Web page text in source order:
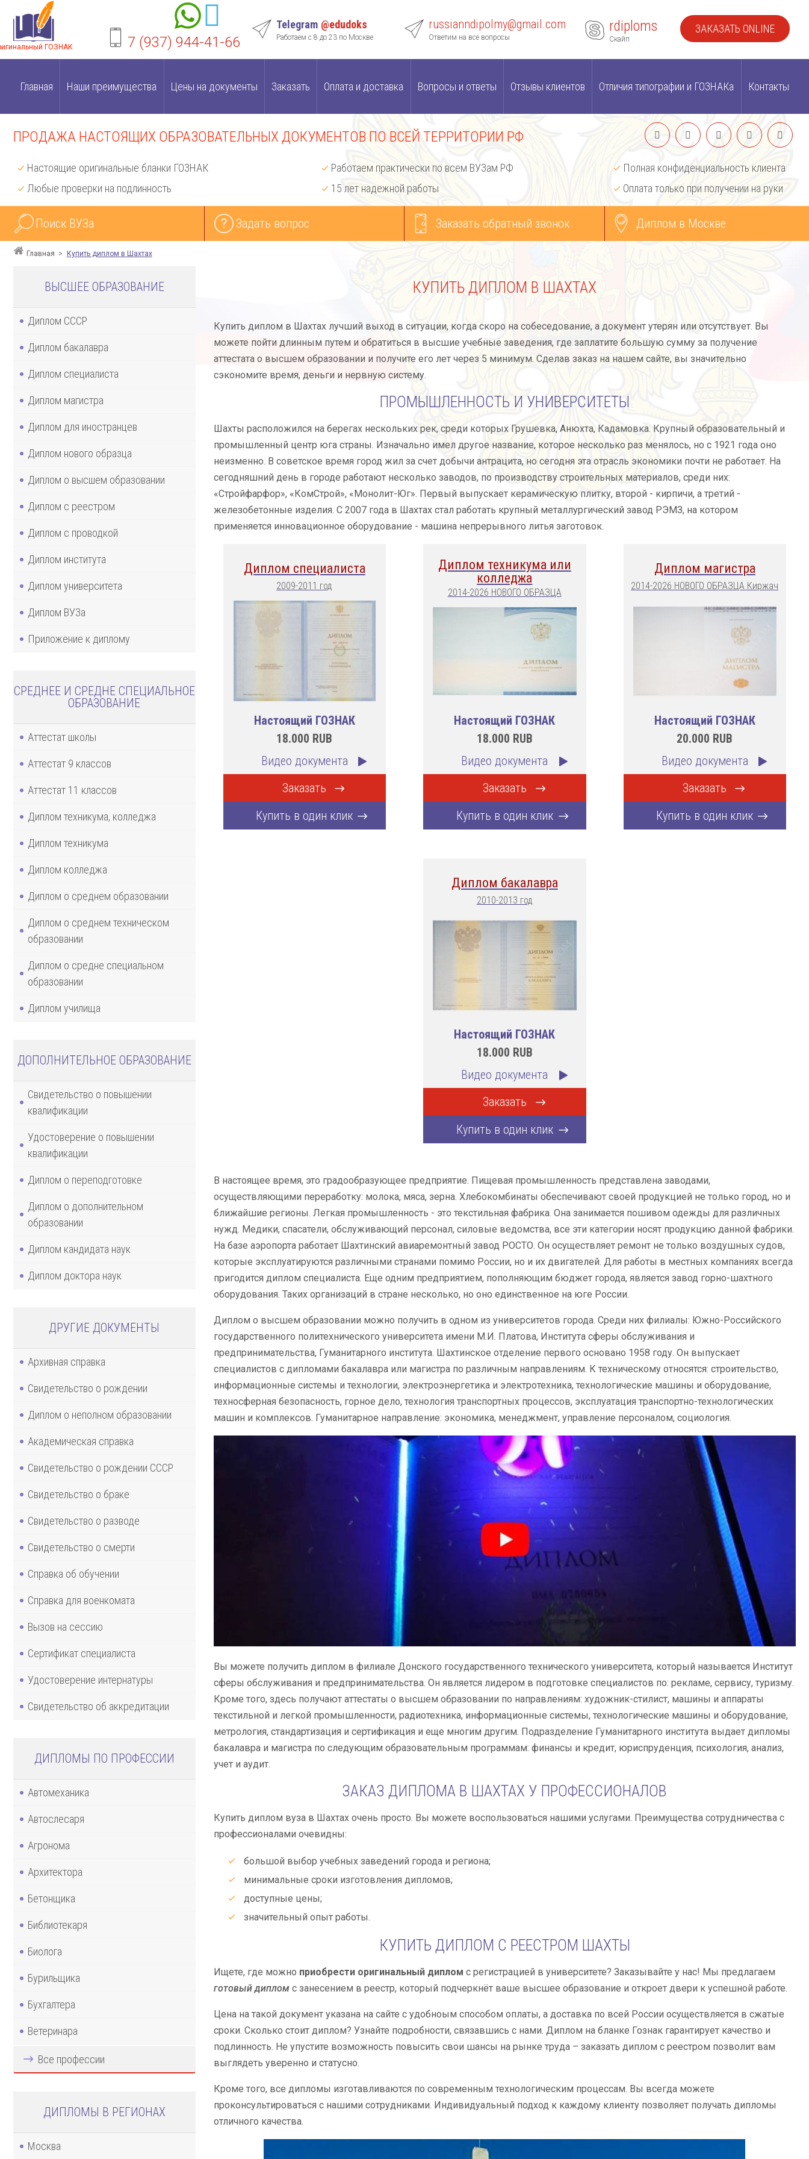
ГОЗНАК 7 (937) 944-41-66
Telegram @edudoks
Работаем с 8 до 23 по Москве
russianndipolmy@gmail.com
Ответим на все вопросы
rdiploms
Скайп
ЗАКАЗАТЬ ONLINE
Главная Наши преимущества Цены на документы Заказать Оплата и доставка Вопросы и ответы Отзывы клиентов Отличия типографии и ГОЗНАКа Контакты
ПРОДАЖА НАСТОЯЩИХ ОБРАЗОВАТЕЛЬНЫХ ДОКУМЕНТОВ ПО ВСЕЙ ТЕРРИТОРИИ РФ
Настоящие оригинальные бланки ГОЗНАК
Любые проверки на подлинность
Работаем практически по всем ВУЗам РФ
15 лет надежной работы
Полная конфиденциальность клиента
Оплата только при получении на руки
Поиск ВУЗа Задать вопрос Заказать обратный звонок Диплом в Москве
Главная Купить диплом в Шахтах
ВЫСШЕЕ ОБРАЗОВАНИЕ
Диплом СССР
Диплом бакалавра
Диплом специалиста
Диплом магистра
Диплом для иностранцев
Диплом нового образца
Диплом о высшем образовании
Диплом с реестром
Диплом с проводкой
Диплом института
Диплом университета
Диплом ВУЗа
Приложение к диплому
СРЕДНЕЕ И СРЕДНЕ СПЕЦИАЛЬНОЕ
ОБРАЗОВАНИЕ
Аттестат школы
Аттестат 9 классов
Аттестат 11 классов
Диплом техникума, колледжа
Диплом техникума
Диплом колледжа
Диплом о среднем образовании
Диплом о среднем техническом
образовании
Диплом о средне специальном
образовании
Диплом училища
ДОПОЛНИТЕЛЬНОЕ ОБРАЗОВАНИЕ
Свидетельство о повышении
квалификации
Удостоверение о повышении
квалификации
Диплом о переподготовке
Диплом о дополнительном
образовании
Диплом кандидата наук
Диплом доктора наук
ДРУГИЕ ДОКУМЕНТЫ
Архивная справка
Свидетельство о рождении
Диплом о неполном образовании
Академическая справка
Свидетельство о рождении СССР
Свидетельство о браке
Свидетельство о разводе
Свидетельство о смерти
Справка об обучении
Справка для военкомата
Вызов на сессию
Сертификат специалиста
Удостоверение интернатуры
Свидетельство об аккредитации
ДИПЛОМЫ ПО ПРОФЕССИИ
Автомеханика
Автослесаря
Агронома
Архитектора
Бетонщика
Библиотекаря
Биолога
Бурильщика
Бухгалтера
Ветеринара
Все профессии
ДИПЛОМЫ В РЕГИОНАХ
Москва
КУПИТЬ ДИПЛОМ В ШАХТАХ
Купить диплом в Шахтах лучший выход в ситуации, когда скоро на собеседование, а документ утерян или отсутствует. Вы
можете пойти длинным путем и обратиться в высшие учебные заведения, где заплатите большую сумму за получение
аттестата о высшем образовании и получите его лет через 5 минимум. Сделав заказ на нашем сайте, вы значительно
сэкономите время, деньги и нервную систему.
ПРОМЫШЛЕННОСТЬ И УНИВЕРСИТЕТЫ
Шахты расположился на берегах нескольких рек, среди которых Грушевка, Анюхта, Кадамовка. Крупный образовательный и
промышленный центр юга страны. Изначально имел другое название, которое несколько раз менялось, но с 1921 года оно
неизменно. В советское время город жил за счет добычи антрацита, но сегодня эта отрасль экономики почти не работает. На
сегодняшний день в городе работают несколько заводов, по производству строительных материалов, среди них:
«Стройфарфор», «КомСтрой», «Монолит-Юг». Первый выпускает керамическую плитку, второй - кирпичи, а третий -
железобетонные изделия. С 2007 года в Шахтах стал работать крупный металлургический завод РЭМЗ, на котором
применяется инновационное оборудование - машина непрерывного литья заготовок.
Диплом специалиста
2009-2011 год
Настоящий ГОЗНАК
18.000 RUB
Видео документа
Заказать
Купить в один клик
Диплом техникума или
колледжа
2014-2026 НОВОГО ОБРАЗЦА
Настоящий ГОЗНАК
18.000 RUB
Видео документа
Заказать
Купить в один клик
Диплом магистра
2014-2026 НОВОГО ОБРАЗЦА Киржач
Настоящий ГОЗНАК
20.000 RUB
Видео документа
Заказать
Купить в один клик
Диплом бакалавра
2010-2013 год
Настоящий ГОЗНАК
18.000 RUB
Видео документа
Заказать
Купить в один клик
В настоящее время, это градообразующее предприятие. Пищевая промышленность представлена заводами,
осуществляющими переработку: молока, мяса, зерна. Хлебокомбинаты обеспечивают своей продукцией не только город, но и
ближайшие регионы. Легкая промышленность - это текстильная фабрика. Она занимается пошивом одежды для различных
нужд. Медики, спасатели, обслуживающий персонал, силовые ведомства, все эти категории носят продукцию данной фабрики.
На базе аэропорта работает Шахтинский авиаремонтный завод РОСТО. Он осуществляет ремонт не только воздушных судов,
которые эксплуатируются различными странами помимо России, но и их двигателей. Для работы в местных компаниях всегда
пригодится диплом специалиста. Еще одним предприятием, пополняющим бюджет города, является завод горно-шахтного
оборудования. Таких организаций в стране несколько, но оно единственное на юге России.
Диплом о высшем образовании можно получить в одном из университетов города. Среди них филиалы: Южно-Российского
государственного политехнического университета имени М.И. Платова, Института сферы обслуживания и
предпринимательства, Гуманитарного института. Шахтинское отделение первого основано 1958 году. Он выпускает
специалистов с дипломами бакалавра или магистра по различным направлениям. К техническому относятся: строительство,
информационные системы и технологии, электроэнергетика и электротехника, технологические машины и оборудование,
техносферная безопасность, горное дело, технология транспортных процессов, эксплуатация транспортно-технологических
машин и комплексов. Гуманитарное направление: экономика, менеджмент, управление персоналом, социология.
Вы можете получить диплом в филиале Донского государственного технического университета, который называется Институт
сферы обслуживания и предпринимательства. Он является лидером в подготовке специалистов по: рекламе, сервису, туризму.
Кроме того, здесь получают аттестаты о высшем образовании по направлениям: художник-стилист, машины и аппараты
текстильной и легкой промышленности, радиотехника, информационные системы, технологические машины и оборудование,
метрология, стандартизация и сертификация и еще многим другим. Подразделение Гуманитарного института выдает дипломы
бакалавра и магистра по следующим образовательным программам: финансы и кредит, юриспруденция, психология, анализ,
учет и аудит.
ЗАКАЗ ДИПЛОМА В ШАХТАХ У ПРОФЕССИОНАЛОВ
Купить диплом вуза в Шахтах очень просто. Вы можете воспользоваться нашими услугами. Преимущества сотрудничества с
профессионалами очевидны:
большой выбор учебных заведений города и региона;
минимальные сроки изготовления дипломов;
доступные цены;
значительный опыт работы.
КУПИТЬ ДИПЛОМ С РЕЕСТРОМ ШАХТЫ
Ищете, где можно приобрести оригинальный диплом с регистрацией в университете? Заказывайте у нас! Мы предлагаем
готовый диплом с занесением в реестр, который подчеркнёт ваше высшее образование и откроет двери к успешной работе.
Цена на такой документ указана на сайте с удобноым способом оплаты, а доставка по всей России осуществляется в сжатые
сроки. Сколько стоит диплом? Узнайте подробности, связавшись с нами. Диплом на бланке Гознак гарантирует качество и
подлинность. Не упустите возможность повысить свои шансы на рынке труда – заказать диплом с реестром позволит вам
выглядеть уверенно и статусно.
Кроме того, все дипломы изготавливаются по современным технологическим процессам. Вы всегда можете
проконсультироваться с нашими сотрудниками. Индивидуальный подход к каждому клиенту позволяет получать дипломы
отличного качества.